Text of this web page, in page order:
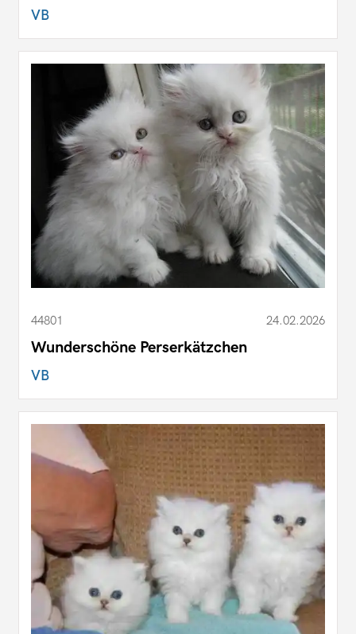
VB
44801 24.02.2026
Wunderschöne Perserkätzchen
VB